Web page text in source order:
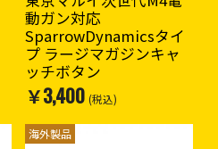
動ガン対応
SparrowDynamicsタイ
プ ラージマガジンキャ
ッチボタン
￥3,400 (税込)
海外製品